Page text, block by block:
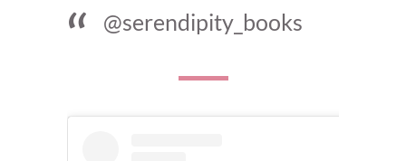
@serendipity_books